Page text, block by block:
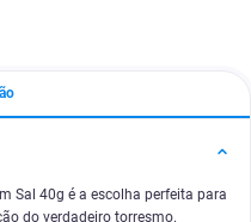
Sal 40g é a escolha perfeita para
do verdadeiro torresmo.